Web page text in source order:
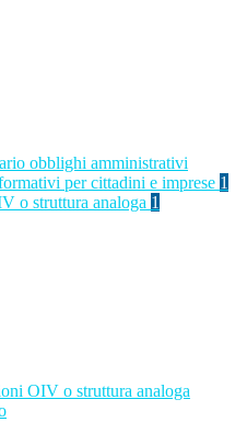
obblighi amministrativi
per cittadini e imprese 1
o struttura analoga 1
OIV o struttura analoga